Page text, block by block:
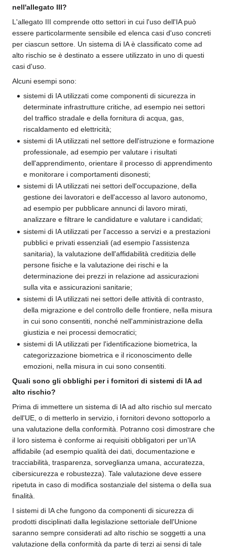
nell'allegato III?
L'allegato III comprende otto settori in cui l'uso dell'IA può
essere particolarmente sensibile ed elenca casi d'uso concreti
per ciascun settore. Un sistema di IA è classificato come ad
alto rischio se è destinato a essere utilizzato in uno di questi
casi d'uso.
Alcuni esempi sono:
sistemi di IA utilizzati come componenti di sicurezza in
determinate infrastrutture critiche, ad esempio nei settori
del traffico stradale e della fornitura di acqua, gas,
riscaldamento ed elettricità;
sistemi di IA utilizzati nel settore dell'istruzione e formazione
professionale, ad esempio per valutare i risultati
dell'apprendimento, orientare il processo di apprendimento
e monitorare i comportamenti disonesti;
sistemi di IA utilizzati nei settori dell'occupazione, della
gestione dei lavoratori e dell'accesso al lavoro autonomo,
ad esempio per pubblicare annunci di lavoro mirati,
analizzare e filtrare le candidature e valutare i candidati;
sistemi di IA utilizzati per l'accesso a servizi e a prestazioni
pubblici e privati essenziali (ad esempio l'assistenza
sanitaria), la valutazione dell'affidabilità creditizia delle
persone fisiche e la valutazione dei rischi e la
determinazione dei prezzi in relazione ad assicurazioni
sulla vita e assicurazioni sanitarie;
sistemi di IA utilizzati nei settori delle attività di contrasto,
della migrazione e del controllo delle frontiere, nella misura
in cui sono consentiti, nonché nell'amministrazione della
giustizia e nei processi democratici;
sistemi di IA utilizzati per l'identificazione biometrica, la
categorizzazione biometrica e il riconoscimento delle
emozioni, nella misura in cui sono consentiti.
Quali sono gli obblighi per i fornitori di sistemi di IA ad
alto rischio?
Prima di immettere un sistema di IA ad alto rischio sul mercato
dell'UE, o di metterlo in servizio, i fornitori devono sottoporlo a
una valutazione della conformità. Potranno così dimostrare che
il loro sistema è conforme ai requisiti obbligatori per un'IA
affidabile (ad esempio qualità dei dati, documentazione e
tracciabilità, trasparenza, sorveglianza umana, accuratezza,
cibersicurezza e robustezza). Tale valutazione deve essere
ripetuta in caso di modifica sostanziale del sistema o della sua
finalità.
I sistemi di IA che fungono da componenti di sicurezza di
prodotti disciplinati dalla legislazione settoriale dell'Unione
saranno sempre considerati ad alto rischio se soggetti a una
valutazione della conformità da parte di terzi ai sensi di tale